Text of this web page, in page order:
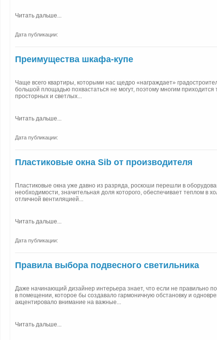
Читать дальше...
Дата публикации:
Преимущества шкафа-купе
Чаще всего квартиры, которыми нас щедро «награждает»
большой площадью похвастаться не могут, поэтому многим приходится
просторных и светлых...
Читать дальше...
Дата публикации:
Пластиковые окна Sib от производителя
Пластиковые окна уже давно из разряда, роскоши перешли в
необходимости, значительная доля которого, обеспечивает теплом в
отличной вентиляцией...
Читать дальше...
Дата публикации:
Правила выбора подвесного светильника
Даже начинающий дизайнер интерьера знает, что если не правильно
в помещении, которое бы создавало гармоничную обстановку и
акцентировало внимание на важные...
Читать дальше...